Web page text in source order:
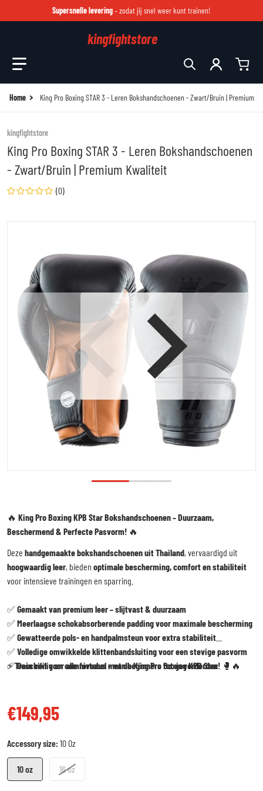
Supersnelle levering– zodat jij snel weer kunt trainen!
kingfightstore
Home King Pro Boxing STAR 3 - Leren Bokshandschoenen - Zwart/Bruin | Premium
Open media 1 in galerijweergave
kingfightstore
King Pro Boxing STAR 3 - Leren Bokshandschoenen
- Zwart/Bruin | Premium Kwaliteit
(0)
🔥 King Pro Boxing KPB Star Bokshandschoenen – Duurzaam,
Beschermend & Perfecte Pasvorm! 🔥
Deze handgemaakte bokshandschoenen uit Thailand, vervaardigd uit
hoogwaardig leer, bieden optimale bescherming, comfort en stabiliteit
voor intensieve trainingen en sparring.
✅ Gemaakt van premium leer – slijtvast & duurzaam
✅ Meerlaagse schokabsorberende padding voor maximale bescherming
✅ Gewatteerde pols- en handpalmsteun voor extra stabiliteit
✅ Volledige omwikkelde klittenbandsluiting voor een stevige pasvorm
✅Geschikt voor alle niveaus – van beginners tot gevorderden
⚡Train veilig en comfortabel met de King Pro Boxing KPB Star! 🥊🔥
€149,95
Accessory size: 10 Oz
10 oz 16 oz